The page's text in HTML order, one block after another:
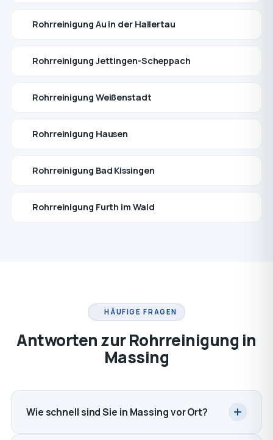
Rohrreinigung Au in der Hallertau
Rohrreinigung Jettingen-Scheppach
Rohrreinigung Weißenstadt
Rohrreinigung Hausen
Rohrreinigung Bad Kissingen
Rohrreinigung Furth im Wald
HÄUFIGE FRAGEN
Antworten zur Rohrreinigung in
Massing
Wie schnell sind Sie in Massing vor Ort?